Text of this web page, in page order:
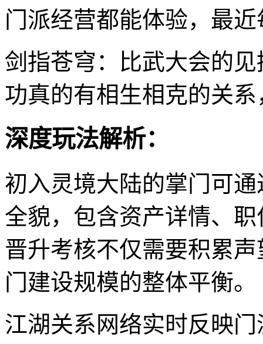
门派经营都能体验，最
剑指苍穹：比武大会的
功真的有相生相克的关
深度玩法解析：
初入灵境大陆的掌门可
全貌，包含资产详情、
晋升考核不仅需要积累
门建设规模的整体平衡。
江湖关系网络实时反映